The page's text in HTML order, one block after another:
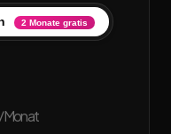
2 Monate gratis
/Monat